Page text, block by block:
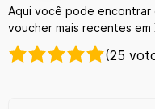
Aqui você pode
voucher mais recentes
(25